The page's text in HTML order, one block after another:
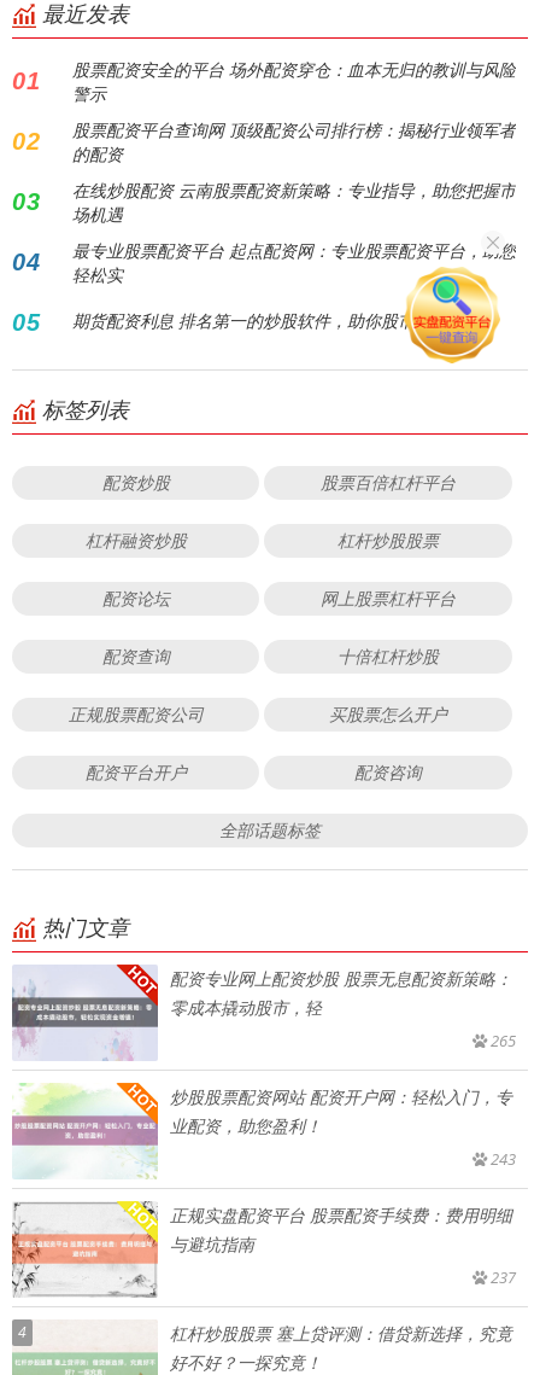
最近发表
01
股票配资安全的平台 场外配资穿仓：血本无归的教训与风险
警示
02
股票配资平台查询网 顶级配资公司排行榜：揭秘行业领军者
的配资
03
在线炒股配资 云南股票配资新策略：专业指导，助您把握市
场机遇
04
最专业股票配资平台 起点配资网：专业股票配资平台，助您
轻松实
05 期货配资利息 排名第一的炒股软件，助你股市称王！
标签列表
配资炒股 股票百倍杠杆平台
杠杆融资炒股 杠杆炒股股票
配资论坛 网上股票杠杆平台
配资查询 十倍杠杆炒股
正规股票配资公司 买股票怎么开户
配资平台开户 配资咨询
全部话题标签
热门文章
配资专业网上配资炒股 股票无息配资新策略：
零成本撬动股市，轻
265
炒股股票配资网站 配资开户网：轻松入门，专
业配资，助您盈利！
243
正规实盘配资平台 股票配资手续费：费用明细
与避坑指南
237
4
杠杆炒股股票 塞上贷评测：借贷新选择，究竟
好不好？一探究竟！